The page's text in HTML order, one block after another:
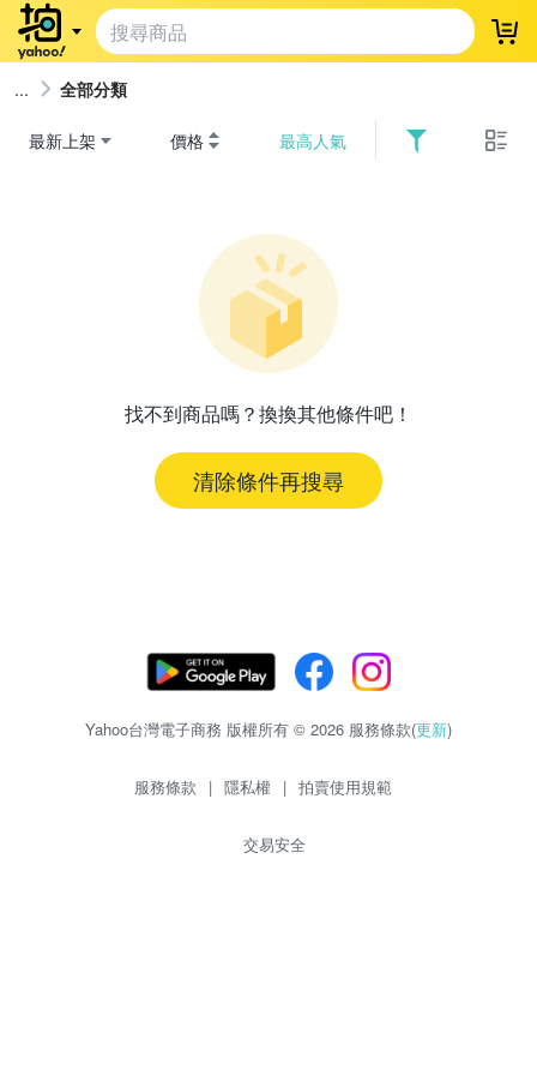
登
全部分類
最新上架 價格 最高人氣
找不到商品嗎？換換其他條件吧！
清除條件再搜尋
Yahoo台灣電子商務 版權所有 © 2026 服務條款(更新)
服務條款 | 隱私權 | 拍賣使用規範
交易安全